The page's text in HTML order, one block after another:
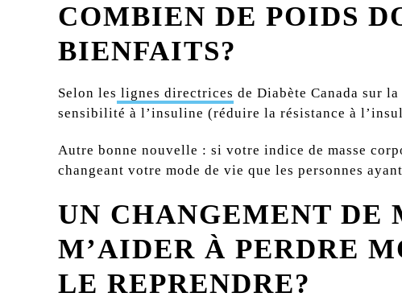
COMBIEN DE POIDS
BIENFAITS?
Selon les lignes directrices de Diabète Canada sur
sensibilité à l’insuline (réduire la résistance à
Autre bonne nouvelle : si votre indice de masse
changeant votre mode de vie que les personnes
UN CHANGEMENT DE
M’AIDER À PERDRE
LE REPRENDRE?